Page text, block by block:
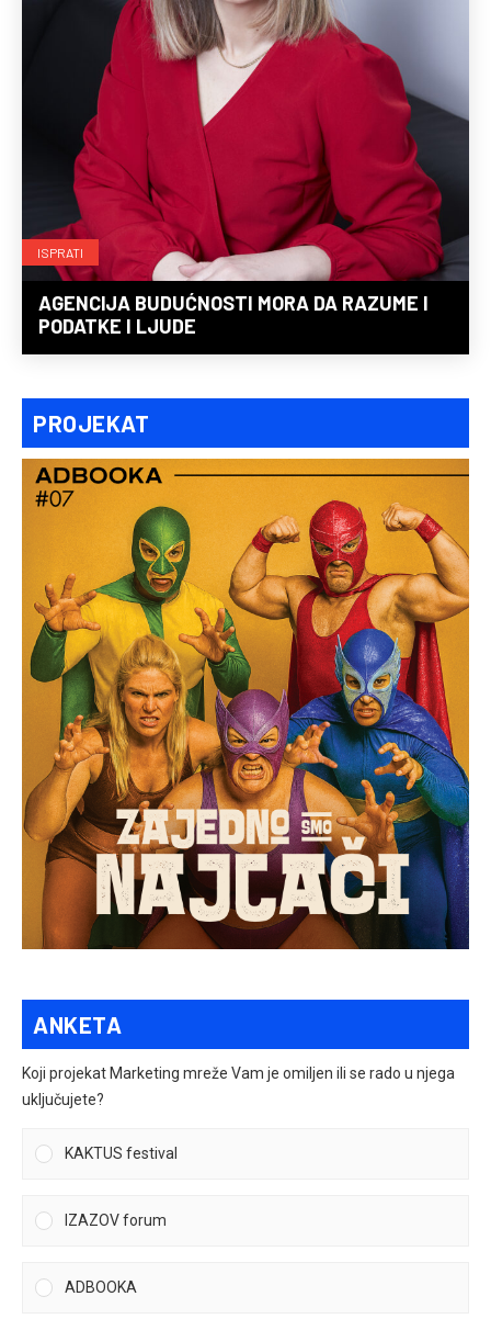
ISPRATI
AGENCIJA BUDUĆNOSTI MORA DA RAZUME I
PODATKE I LJUDE
PROJEKAT
ANKETA
Koji projekat Marketing mreže Vam je omiljen ili se rado u njega
uključujete?
KAKTUS festival
IZAZOV forum
ADBOOKA